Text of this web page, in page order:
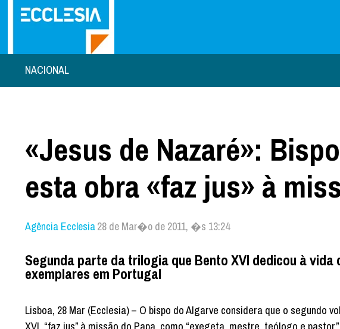
NACIONAL
«Jesus de Nazaré»:
esta obra «faz jus» à
Agência Ecclesia28 de Mar�o de 2011, �s 13:24
Segunda parte da trilogia que Bento XVI dedicou à
exemplares em Portugal
Lisboa, 28 Mar (Ecclesia) – O bispo do Algarve considera que o segundo